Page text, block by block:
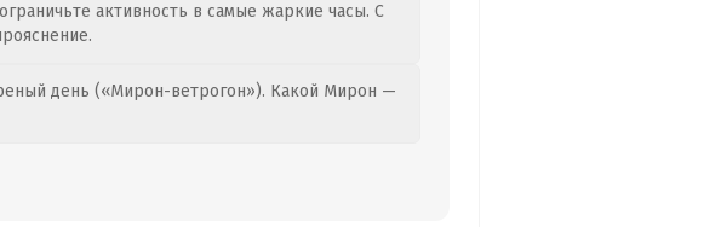
активность в самые жаркие часы. С
день («Мирон-ветрогон»). Какой Мирон —